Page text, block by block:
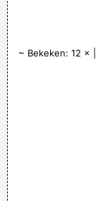
~ Bekeken: 12 × |